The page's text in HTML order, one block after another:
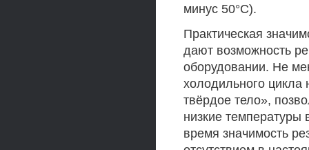
минус 50°С).
Практическая
дают возможность
оборудовании. Не
холодильного цикла
твёрдое тело»,
низкие температуры
время значимость